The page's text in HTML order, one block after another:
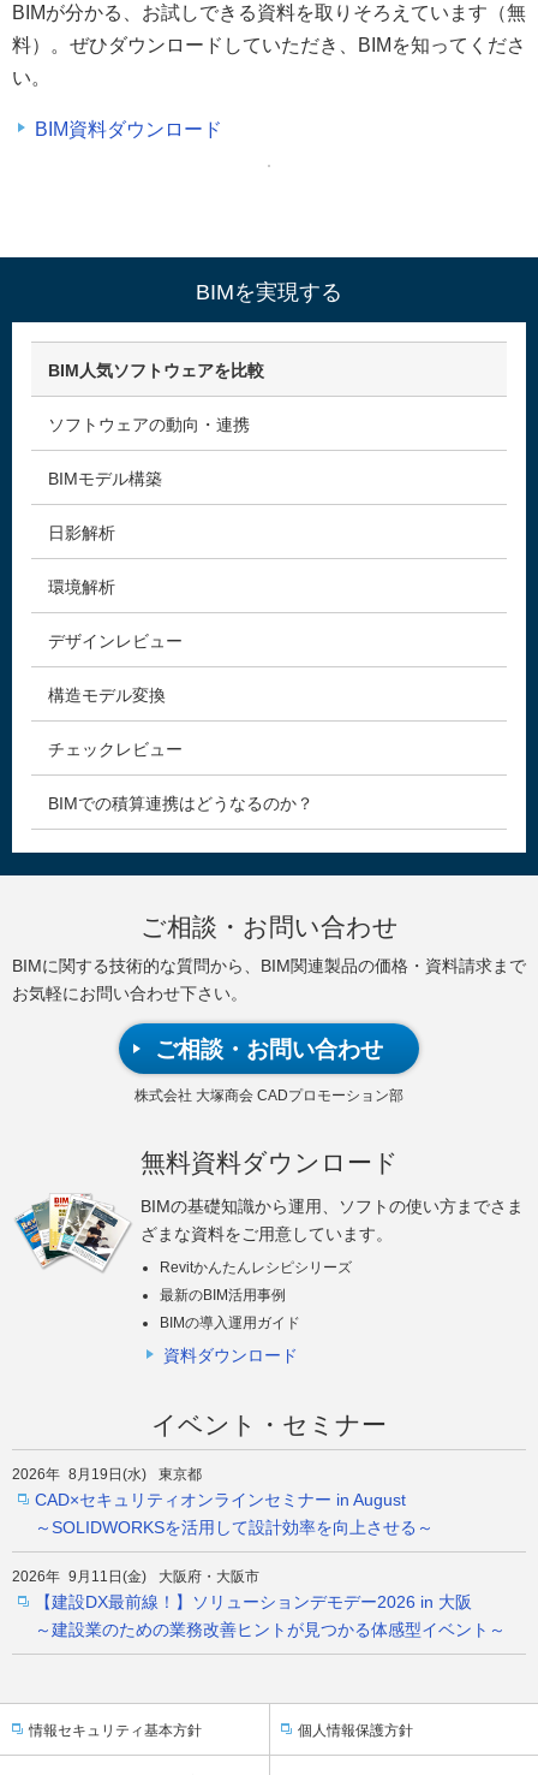
BIMが分かる、お試しできる資料を取りそろえています（無
料）。ぜひダウンロードしていただき、BIMを知ってくださ
い。
BIM資料ダウンロード
BIMを実現する
BIM人気ソフトウェアを比較
ソフトウェアの動向・連携
BIMモデル構築
日影解析
環境解析
デザインレビュー
構造モデル変換
チェックレビュー
BIMでの積算連携はどうなるのか？
ご相談・お問い合わせ
BIMに関する技術的な質問から、BIM関連製品の価格・資料請求まで
お気軽にお問い合わせ下さい。
ご相談・お問い合わせ
株式会社 大塚商会 CADプロモーション部
無料資料ダウンロード
BIMの基礎知識から運用、ソフトの使い方までさま
ざまな資料をご用意しています。
Revitかんたんレシピシリーズ
最新のBIM活用事例
BIMの導入運用ガイド
資料ダウンロード
イベント・セミナー
2026年 8月19日(水) 東京都
CAD×セキュリティオンラインセミナー in August
～SOLIDWORKSを活用して設計効率を向上させる～
2026年 9月11日(金) 大阪府・大阪市
【建設DX最前線！】ソリューションデモデー2026 in 大阪
～建設業のための業務改善ヒントが見つかる体感型イベント～
情報セキュリティ基本方針 個人情報保護方針